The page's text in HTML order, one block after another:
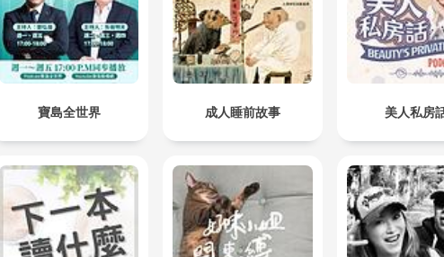
寶島全世界 成人睡前故事 美人私房